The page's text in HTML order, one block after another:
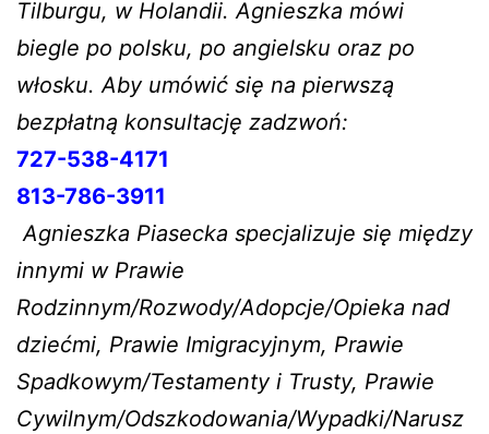
Tilburgu, w Holandii. Agnieszka mówi
biegle po polsku, po angielsku oraz po
włosku. Aby umówić się na pierwszą
bezpłatną konsultację zadzwoń:
727-538-4171
813-786-3911
Agnieszka Piasecka specjalizuje się między
innymi w Prawie
Rodzinnym/Rozwody/Adopcje/Opieka nad
dziećmi, Prawie Imigracyjnym, Prawie
Spadkowym/Testamenty i Trusty, Prawie
Cywilnym/Odszkodowania/Wypadki/Narusz